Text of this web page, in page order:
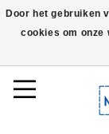
Worldwide
Door het gebruiken
cookies om onze